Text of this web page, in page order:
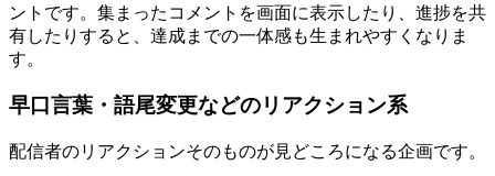
ントです。集まったコメントを画面に表示したり、進捗を共
有したりすると、達成までの一体感も生まれやすくなりま
す。
早口言葉・語尾変更などのリアクション系
配信者のリアクションそのものが見どころになる企画です。